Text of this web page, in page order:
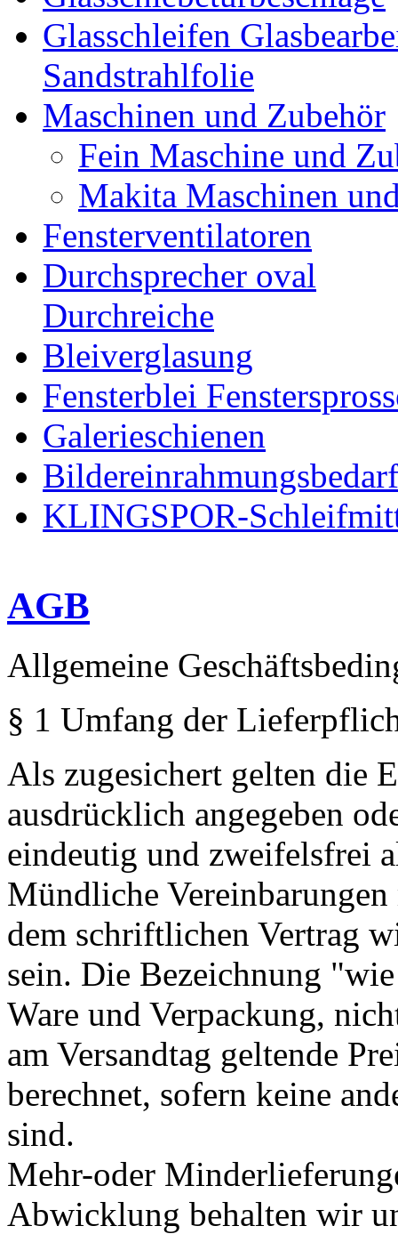
Glasschleifen
Sandstrahlfolie
Maschinen und Zubehör
Fein Maschine und
Makita Maschinen
Fensterventilatoren
Durchsprecher oval
Durchreiche
Bleiverglasung
Fensterblei
Galerieschienen
Bildereinrahmungsbedarf
KLINGSPOR-
AGB
Allgemeine
§ 1 Umfang der
Als zugesichert gelten die
ausdrücklich angegeben
eindeutig und zweifelsfrei
Mündliche
dem schriftlichen Vertrag
sein. Die Bezeichnung
Ware und Verpackung,
am Versandtag geltende
berechnet, sofern keine
sind.
Mehr-oder
Abwicklung behalten wir